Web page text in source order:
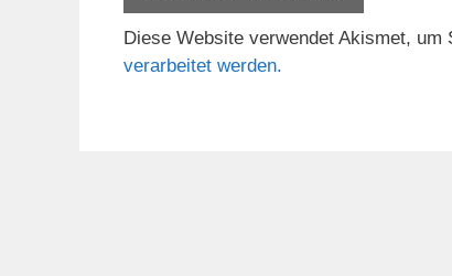
Diese Website verwendet Akismet, um
verarbeitet werden.